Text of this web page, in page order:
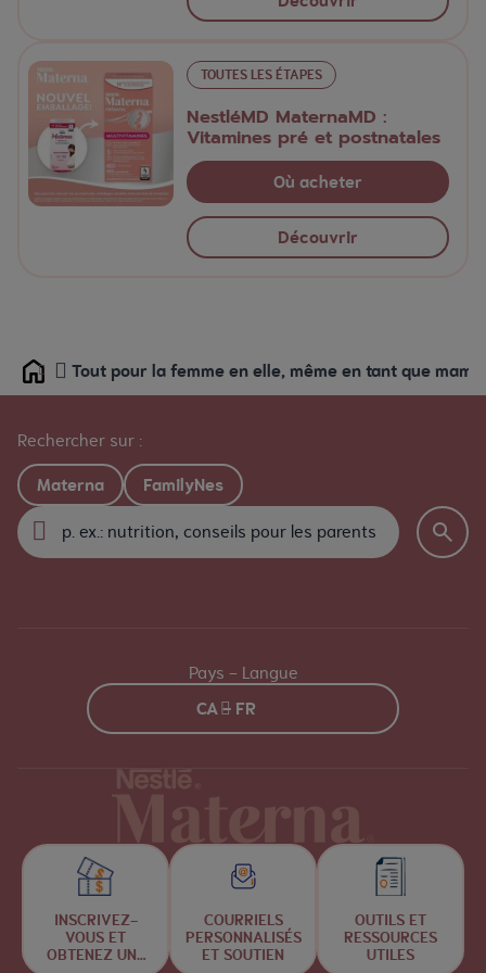
TOUTES LES ÉTAPES
NestléMD MaternaMD :
Vitamines pré et postnatales
Où acheter
Découvrir
Home Tout pour la femme en elle, même en tant que
Rechercher sur :
Materna FamilyNes
Pays - Langue
CA - FR
INSCRIVEZ-
VOUS ET
OBTENEZ UNE
COURRIELS
PERSONNALISÉS
ET SOUTIEN
OUTILS ET
RESSOURCES
UTILES